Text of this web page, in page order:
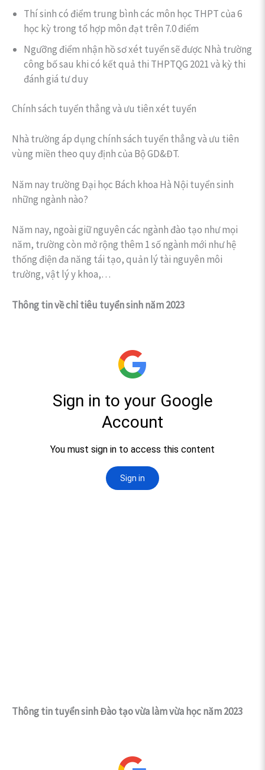
Thí sinh có điểm trung bình các môn học THPT của 6
học kỳ trong tổ hợp môn đạt trên 7.0 điểm
Ngưỡng điểm nhận hồ sơ xét tuyển sẽ được Nhà trường
công bố sau khi có kết quả thi THPTQG 2021 và kỳ thi
đánh giá tư duy
Chính sách tuyển thẳng và ưu tiên xét tuyển
Nhà trường áp dụng chính sách tuyển thẳng và ưu tiên
vùng miền theo quy định của Bộ GD&ĐT.
Năm nay trường Đại học Bách khoa Hà Nội tuyển sinh
những ngành nào?
Năm nay, ngoài giữ nguyên các ngành đào tạo như mọi
năm, trường còn mở rộng thêm 1 số ngành mới như hệ
thống điện đa năng tái tạo, quản lý tài nguyên môi
trường, vật lý y khoa,…
Thông tin về chỉ tiêu tuyển sinh năm 2023
Thông tin tuyển sinh Đào tạo vừa làm vừa học năm 2023